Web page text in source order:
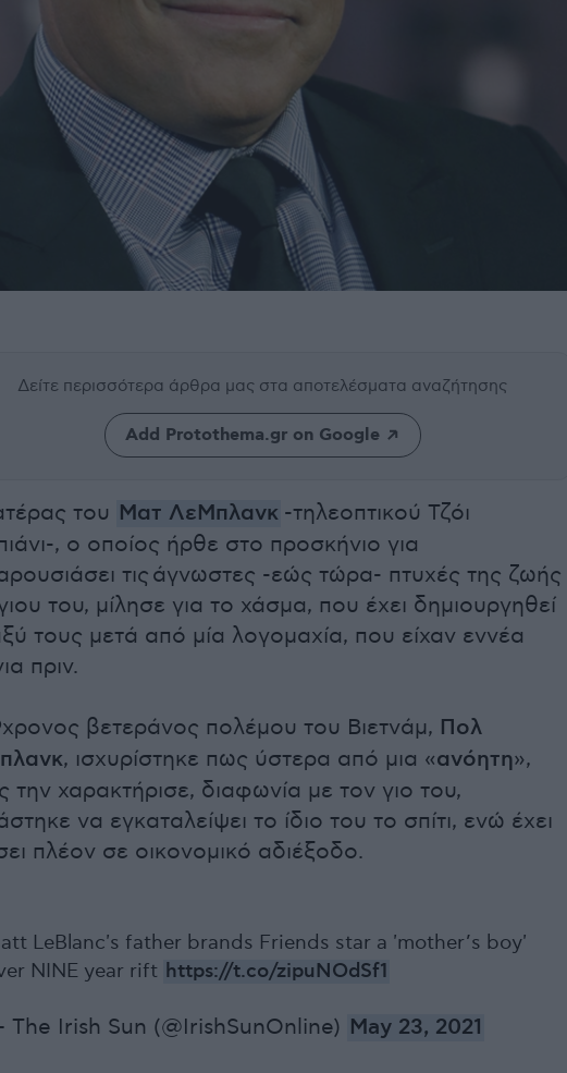
Δείτε περισσότερα άρθρα μας στα αποτελέσματα αναζήτησης
Add Protothema.gr on Google
του Ματ ΛεΜπλανκ -τηλεοπτικού Τζόι
, ο οποίος ήρθε στο προσκήνιο για
τις άγνωστες -εώς τώρα- πτυχές της ζωής
του, μίλησε για το χάσμα, που έχει δημιουργηθεί
τους μετά από μία λογομαχία, που είχαν εννέα
πριν.
βετεράνος πολέμου του Βιετνάμ, Πολ
, ισχυρίστηκε πως ύστερα από μια «ανόητη»,
την χαρακτήρισε, διαφωνία με τον γιο του,
να εγκαταλείψει το ίδιο του το σπίτι, ενώ έχει
πλέον σε οικονομικό αδιέξοδο.
LeBlanc's father brands Friends star a 'mother’s boy'
NINE year rift https://t.co/zipuNOdSf1
Irish Sun (@IrishSunOnline) May 23, 2021